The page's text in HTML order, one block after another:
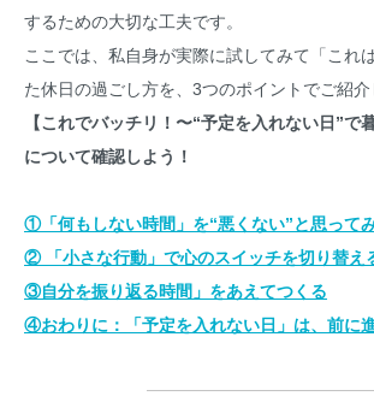
するための大切な工夫です。
ここでは、私自身が実際に試してみて「これ
た休日の過ごし方を、3つのポイントでご紹介
【これでバッチリ！〜“予定を入れない日”で
について確認しよう！
①「何もしない時間」を“悪くない”と思って
② 「小さな行動」で心のスイッチを切り替え
③自分を振り返る時間」をあえてつくる
④おわりに：「予定を入れない日」は、前に